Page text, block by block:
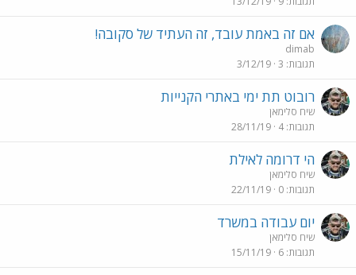
אם זה באמת עובד, זה העתיד של סקובה!
dimab
תגובות 3
3/12/19
רובוט תת ימי באתרי הקנייות
שיח סלימאן
תגובות 4
28/11/19
הי דרומה לאילת
שיח סלימאן
תגובות 0
22/11/19
יום עבודה במשרד
שיח סלימאן
תגובות 6
15/11/19